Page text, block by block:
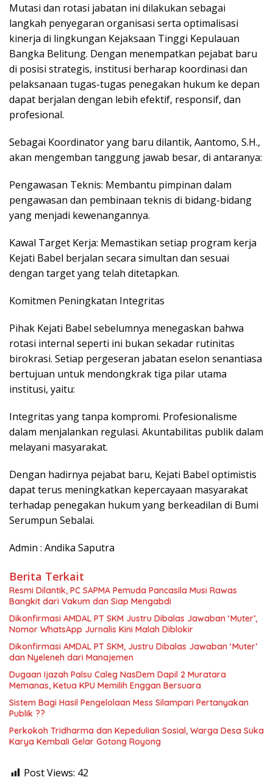
​Mutasi dan rotasi jabatan ini dilakukan sebagai
langkah penyegaran organisasi serta optimalisasi
kinerja di lingkungan Kejaksaan Tinggi Kepulauan
Bangka Belitung. Dengan menempatkan pejabat baru
di posisi strategis, institusi berharap koordinasi dan
pelaksanaan tugas-tugas penegakan hukum ke depan
dapat berjalan dengan lebih efektif, responsif, dan
profesional.
​Sebagai Koordinator yang baru dilantik, Aantomo, S.H.,
akan mengemban tanggung jawab besar, di antaranya:
​Pengawasan Teknis: Membantu pimpinan dalam
pengawasan dan pembinaan teknis di bidang-bidang
yang menjadi kewenangannya.
​Kawal Target Kerja: Memastikan setiap program kerja
Kejati Babel berjalan secara simultan dan sesuai
dengan target yang telah ditetapkan.
​Komitmen Peningkatan Integritas
​Pihak Kejati Babel sebelumnya menegaskan bahwa
rotasi internal seperti ini bukan sekadar rutinitas
birokrasi. Setiap pergeseran jabatan eselon senantiasa
bertujuan untuk mendongkrak tiga pilar utama
institusi, yaitu:
​Integritas yang tanpa kompromi. Profesionalisme
dalam menjalankan regulasi. Akuntabilitas publik dalam
melayani masyarakat.
​Dengan hadirnya pejabat baru, Kejati Babel optimistis
dapat terus meningkatkan kepercayaan masyarakat
terhadap penegakan hukum yang berkeadilan di Bumi
Serumpun Sebalai.
Admin : Andika Saputra
Berita Terkait
Resmi Dilantik, PC SAPMA Pemuda Pancasila Musi Rawas
Bangkit dari Vakum dan Siap Mengabdi
Dikonfirmasi AMDAL PT SKM Justru Dibalas Jawaban ‘Muter’,
Nomor WhatsApp Jurnalis Kini Malah Diblokir
Dikonfirmasi AMDAL PT SKM, Justru Dibalas Jawaban ‘Muter’
dan Nyeleneh dari Manajemen
Dugaan Ijazah Palsu Caleg NasDem Dapil 2 Muratara
Memanas, Ketua KPU Memilih Enggan Bersuara
Sistem Bagi Hasil Pengelolaan Mess Silampari Pertanyakan
Publik ??
Perkokoh Tridharma dan Kepedulian Sosial, Warga Desa Suka
Karya Kembali Gelar Gotong Royong
Post Views: 42